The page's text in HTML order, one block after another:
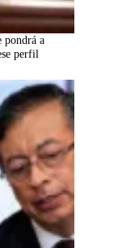
pondrá a
perfil